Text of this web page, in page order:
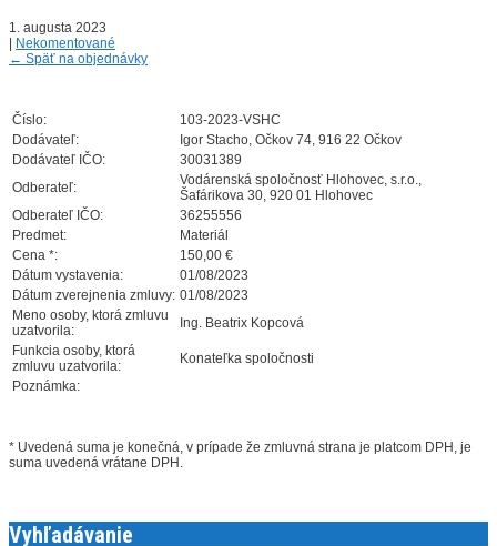
1. augusta 2023
Nekomentované
← Späť na objednávky
Číslo:
103-2023-VSHC
Dodávateľ:
Igor Stacho, Očkov 74, 916 22 Očkov
Dodávateľ IČO:
30031389
Odberateľ:
Vodárenská spoločnosť Hlohovec, s.r.o.,
Šafárikova 30, 920 01 Hlohovec
Odberateľ IČO:
36255556
Predmet:
Materiál
Cena *:
150,00 €
Dátum vystavenia:
01/08/2023
Dátum zverejnenia zmluvy: 01/08/2023
Meno osoby, ktorá zmluvu
uzatvorila:
Ing. Beatrix Kopcová
Funkcia osoby, ktorá
zmluvu uzatvorila:
Konateľka spoločnosti
Poznámka:
* Uvedená suma je konečná, v prípade že zmluvná strana je platcom DPH, je
suma uvedená vrátane DPH.
Vyhľadávanie